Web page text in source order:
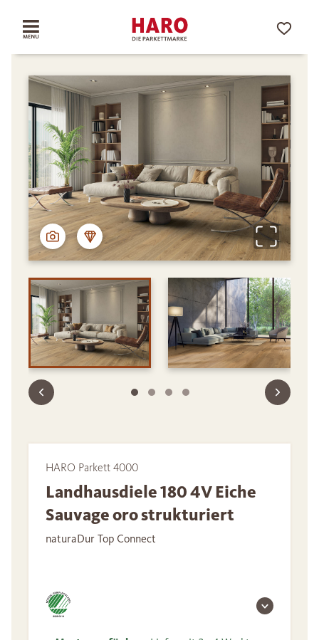
HARO Parkett 4000
Landhausdiele 180 4V Eiche
Sauvage oro strukturiert
naturaDur Top Connect